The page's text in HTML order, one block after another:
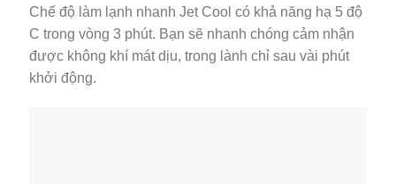
Chế độ làm lạnh nhanh Jet Cool có khả năng hạ 5 độ
C trong vòng 3 phút. Bạn sẽ nhanh chóng cảm nhận
được không khí mát dịu, trong lành chỉ sau vài phút
khởi động.